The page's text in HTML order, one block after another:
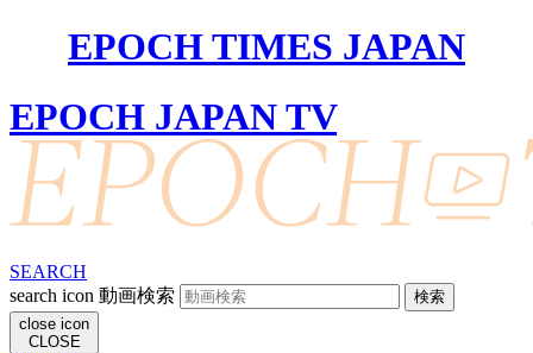
EPOCH TIMES JAPAN
EPOCH JAPAN TV
SEARCH
search icon 動画検索
close icon
CLOSE